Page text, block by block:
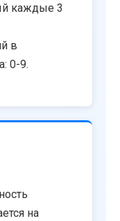
каждые 3
в
0-9.
на